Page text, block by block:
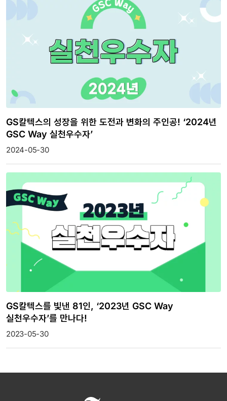
GS칼텍스의 성장을 위한 도전과 변화의 주인공! ‘2024년
GSC Way 실천우수자’
2024-05-30
GS칼텍스를 빛낸 81인, ‘2023년 GSC Way
실천우수자’를 만나다!
2023-05-30